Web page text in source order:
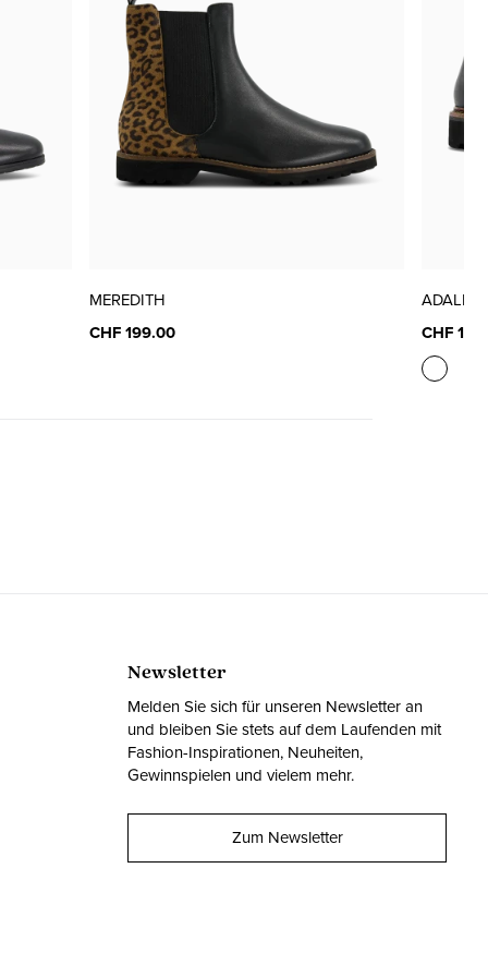
MEREDITH
CHF 199.00
CHF
Newsletter
Melden Sie sich für unseren Newsletter an
und bleiben Sie stets auf dem Laufenden mit
Fashion-Inspirationen, Neuheiten,
Gewinnspielen und vielem mehr.
Zum Newsletter